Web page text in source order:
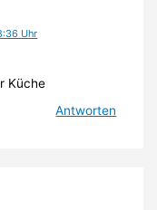
Uhr
Küche
Antworten